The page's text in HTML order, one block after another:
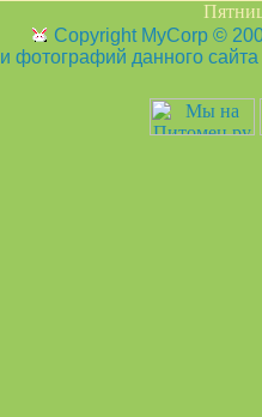
Copyright MyCorp ©
фотографий данного